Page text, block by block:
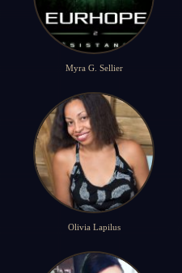
Myra G. Sellier
Olivia Lapilus